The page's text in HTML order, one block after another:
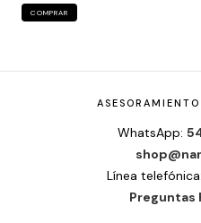
COMPRAR
WhatsApp:
Línea telefónica:
Preguntas